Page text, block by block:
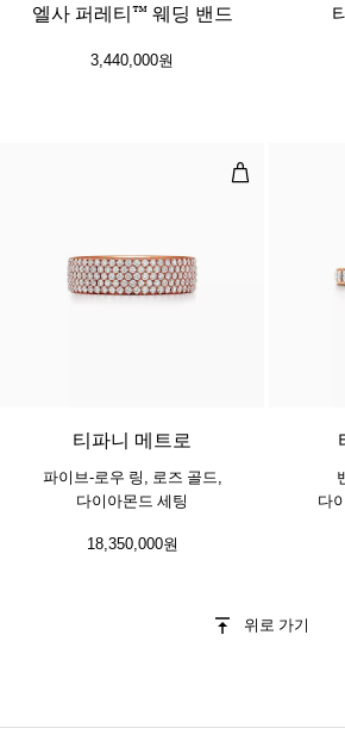
엘사 퍼레티™ 웨딩 밴드
3,440,000원
파이브-로우
티파니 메트로
파이브-로우 링, 로즈 골드,
다이아몬드 세팅
18,350,000원
다
위로 가기